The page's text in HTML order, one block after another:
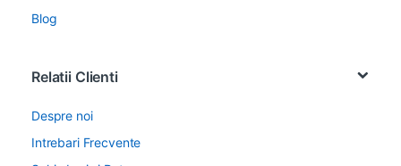
Blog
Relatii Clienti
Despre noi
Intrebari Frecvente